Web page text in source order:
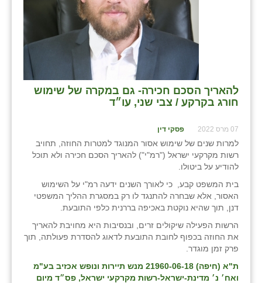
להאריך הסכם חכירה- גם במקרה של שימוש
חורג בקרקע / צבי שני, עו״ד
07 מרס 2022 פסקי דין
למרות שנים של שימוש אסור המנוגד למטרות החוזה, תחויב
רשות מקרקעי ישראל ("רמ"י") להאריך הסכם חכירה ולא תוכל
להודיע על ביטולו.
בית המשפט קבע, כי לאורך השנים ידעה רמ"י על השימוש
האסור, אלא שבחרה להתנגד לו רק במסגרת ההליך המשפטי
דנן, תוך שהיא נוקטת באכיפה בררנית כלפי התובעת.
הרשות הפעילה שיקולים זרים, ובנסיבות היא מחויבת להאריך
את החוזה בכפוף לחובת התובעת לדאוג להסדרת פעולתה, תוך
פרק זמן מוגדר.
ת"א (חיפה) 21960-06-18 מנש תיירות ונופש אכזיב בע"מ
ואח׳ נ׳ מדינת-ישראל-רשות מקרקעי ישראל, פס״ד מיום